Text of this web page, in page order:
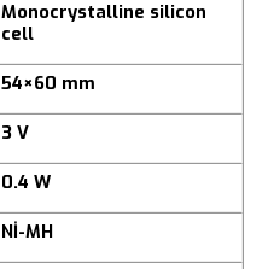
Monocrystalline silicon
cell
54×60 mm
3 V
0.4 W
Nİ-MH